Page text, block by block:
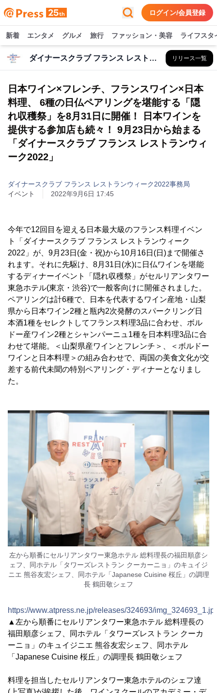
ログイン/会員登録
新着 エンタメ グルメ 旅行 ファッション・美容 ライフスタ
ダイナースクラブ フランス レストランウィーク2022事務局 リリース一覧
日本ワイン×フレンチ、フランスワイン×日本
料理、 6種の日仏ペアリングを堪能する「隠
れ収穫祭」を8月31日に開催！ 日本ワインを
提供する参加店も続々！ 9月23日から始まる
「ダイナースクラブ フランス レストランウィ
ーク2022」
ダイナースクラブ フランス レストランウィーク2022事務局
イベント
2022年9月6日 17:45
今年で12回目を迎える日本最大級のフランス料理イベン
ト「ダイナースクラブ フランス レストランウィーク
2022」が、9月23日(金・祝)から10月16日(日)まで開催さ
れます。それに先駆け、8月31日(水)に日仏ワインを堪能
するディナーイベント「隠れ収穫祭」がセルリアンタワー
東急ホテル(東京・渋谷)で一般客向けに開催されました。
ペアリングは計6種で、日本を代表するワイン産地・山梨
県から日本ワイン2種と瓶内2次発酵のスパークリング日
本酒1種をセレクトしてフランス料理3品に合わせ、ボル
ドー産ワイン2種とシャンパーニュ1種を日本料理3品に合
わせて堪能。＜山梨県産ワインとフレンチ＞、＜ボルドー
ワインと日本料理＞の組み合わせで、両国の美食文化が交
差する前代未聞の特別ペアリング・ディナーとなりまし
た。
左から順番にセルリアンタワー東急ホテル 総料理長の福田順彦シ
ェフ、同ホテル「タワーズレストラン クーカーニョ」のキュイジ
ニエ 熊谷友宏シェフ、同ホテル「Japanese Cuisine 桜丘」の調理
長 鶴田敬シェフ
https://www.atpress.ne.jp/releases/324693/
▲左から順番にセルリアンタワー東急ホテル 総料理長の
福田順彦シェフ、同ホテル「タワーズレストラン クーカ
ーニョ」のキュイジニエ 熊谷友宏シェフ、同ホテル
「Japanese Cuisine 桜丘」の調理長 鶴田敬シェフ
料理を担当したセルリアンタワー東急ホテルのシェフ達